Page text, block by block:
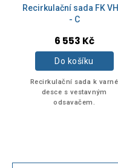
Recirkulační sada FK
- C
6 553 Kč
Do košíku
Recirkulační sada k varné
desce s vestavným
odsavačem.